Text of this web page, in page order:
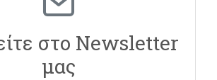
στο Newsletter
μας